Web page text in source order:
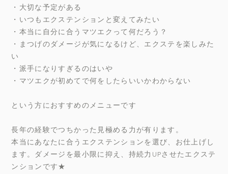
・大切な予定がある
・いつもエクステンションと変えてみたい
・本当に自分に合うマツエクって何だろう？
・まつげのダメージが気になるけど、エクステを楽しみた
い
・派手になりすぎるのはいや
・マツエクが初めてで何をしたらいいかわからない
という方におすすめのメニューです
長年の経験でつちかった見極める力が有ります。
本当にあなたに合うエクステンションを選び、お仕上げし
ます。ダメージを最小限に抑え、持続力UPさせたエクステ
ンションです★